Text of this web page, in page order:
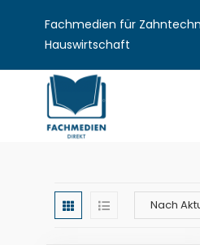
Fachmedien für
Hauswirtschaft